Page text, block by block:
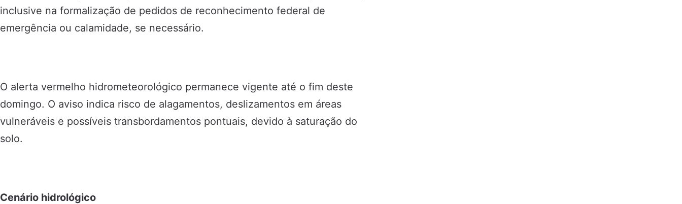
inclusive na formalização de pedidos de reconhecimento federal de
emergência ou calamidade, se necessário.
O alerta vermelho hidrometeorológico permanece vigente até o fim deste
domingo. O aviso indica risco de alagamentos, deslizamentos em áreas
vulneráveis e possíveis transbordamentos pontuais, devido à saturação do
solo.
Cenário hidrológico